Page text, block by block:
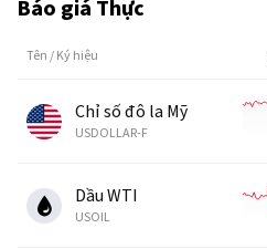
Báo giá Thực
Tên / Ký hiệu
Chỉ số đô la Mỹ
USDOLLAR-F
Dầu WTI
USOIL